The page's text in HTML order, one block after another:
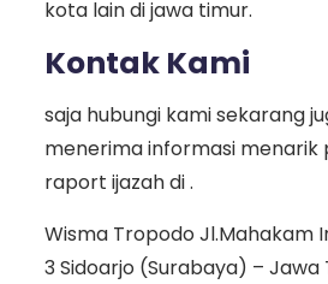
kota lain di jawa timur.
Kontak Kami
saja hubungi kami sekarang
menerima informasi menarik
raport ijazah di .
Wisma Tropodo Jl.Mahakam
3 Sidoarjo (Surabaya) – Jawa